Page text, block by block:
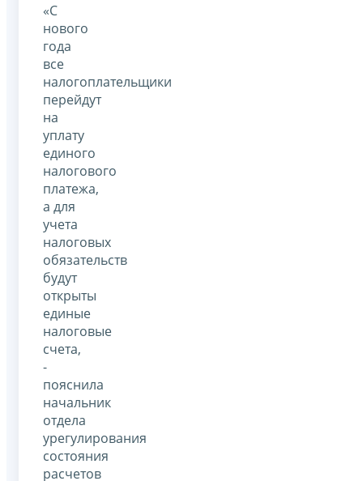
«С
нового
года
все
налогоплательщики
перейдут
на
уплату
единого
налогового
платежа,
а для
учета
налоговых
обязательств
будут
открыты
единые
налоговые
счета,
-
пояснила
начальник
отдела
урегулирования
состояния
расчетов